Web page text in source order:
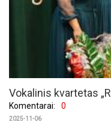
Vokalinis kvartetas
Komentarai: 0
2025-11-06